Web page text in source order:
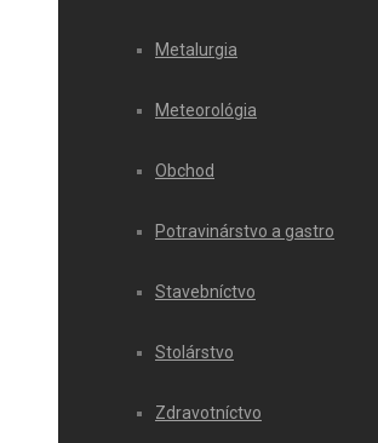
Metalurgia
Meteorológia
Obchod
Potravinárstvo a gastro
Stavebníctvo
Stolárstvo
Zdravotníctvo